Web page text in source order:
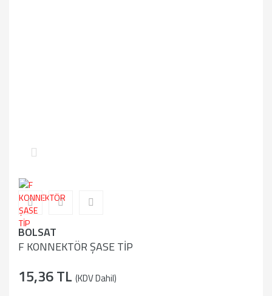
BOLSAT
F KONNEKTÖR ŞASE TİP
15,36 TL (KDV Dahil)